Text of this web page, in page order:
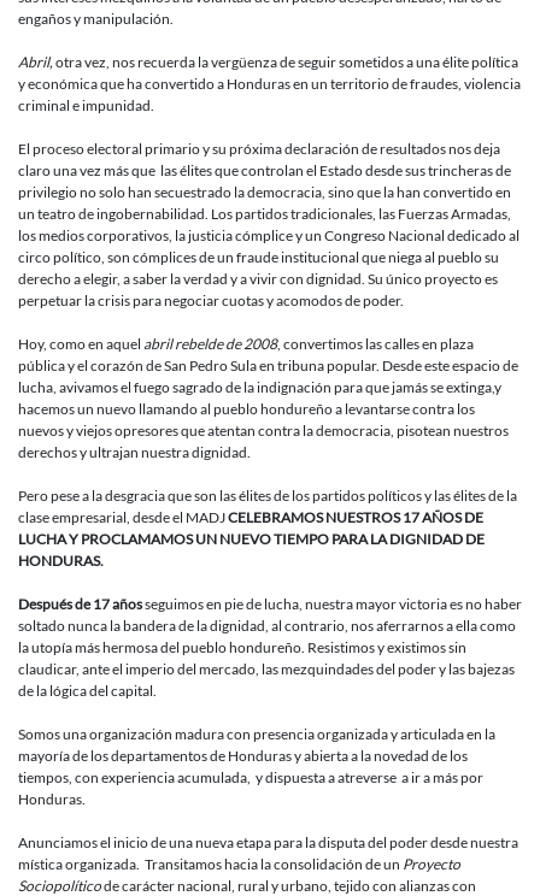
engaños y manipulación.
Abril, otra vez, nos recuerda la vergüenza de seguir sometidos a una élite política
y económica que ha convertido a Honduras en un territorio de fraudes, violencia
criminal e impunidad.
El proceso electoral primario y su próxima declaración de resultados nos deja
claro una vez más que las élites que controlan el Estado desde sus trincheras de
privilegio no solo han secuestrado la democracia, sino que la han convertido en
un teatro de ingobernabilidad. Los partidos tradicionales, las Fuerzas Armadas,
los medios corporativos, la justicia cómplice y un Congreso Nacional dedicado al
circo político, son cómplices de un fraude institucional que niega al pueblo su
derecho a elegir, a saber la verdad y a vivir con dignidad. Su único proyecto es
perpetuar la crisis para negociar cuotas y acomodos de poder.
Hoy, como en aquel abril rebelde de 2008, convertimos las calles en plaza
pública y el corazón de San Pedro Sula en tribuna popular. Desde este espacio de
lucha, avivamos el fuego sagrado de la indignación para que jamás se extinga,y
hacemos un nuevo llamando al pueblo hondureño a levantarse contra los
nuevos y viejos opresores que atentan contra la democracia, pisotean nuestros
derechos y ultrajan nuestra dignidad.
Pero pese a la desgracia que son las élites de los partidos políticos y las élites de la
clase empresarial, desde el MADJCELEBRAMOS NUESTROS 17 AÑOS DE
LUCHA Y PROCLAMAMOS UN NUEVO TIEMPO PARA LA DIGNIDAD DE
HONDURAS.
Después de 17 añosseguimos en pie de lucha, nuestra mayor victoria es no haber
soltado nunca la bandera de la dignidad, al contrario, nos aferrarnos a ella como
la utopía más hermosa del pueblo hondureño. Resistimos y existimos sin
claudicar, ante el imperio del mercado, las mezquindades del poder y las bajezas
de la lógica del capital.
Somos una organización madura con presencia organizada y articulada en la
mayoría de los departamentos de Honduras y abierta a la novedad de los
tiempos, con experiencia acumulada, y dispuesta a atreverse a ir a más por
Honduras.
Anunciamos el inicio de una nueva etapa para la disputa del poder desde nuestra
mística organizada. Transitamos hacia la consolidación de un Proyecto
Sociopolíticode carácter nacional, rural y urbano, tejido con alianzas con